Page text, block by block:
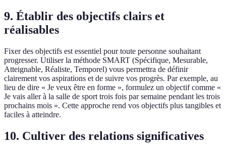
9. Établir des objectifs clairs et
réalisables
Fixer des objectifs est essentiel pour toute personne souhaitant
progresser. Utiliser la méthode SMART (Spécifique, Mesurable,
Atteignable, Réaliste, Temporel) vous permettra de définir
clairement vos aspirations et de suivre vos progrès. Par exemple, au
lieu de dire « Je veux être en forme », formulez un objectif comme «
Je vais aller à la salle de sport trois fois par semaine pendant les trois
prochains mois ». Cette approche rend vos objectifs plus tangibles et
faciles à atteindre.
10. Cultiver des relations significatives